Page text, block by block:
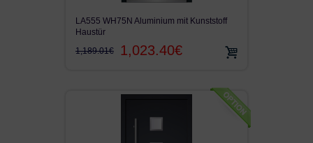
LA555 WH75N Aluminium mit Kunststoff
Haustür
1,189.01€
1,023.40€